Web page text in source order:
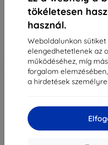
tökéletesen
használ.
Weboldalunkon sütiket
elengedhetetlenek az
működéséhez, míg
forgalom
a hirdetések
73 490 Ft
66 141 Ft
Ár ÁFA nelkül52 079 Ft
-10% Kedvezmény
elfogyott